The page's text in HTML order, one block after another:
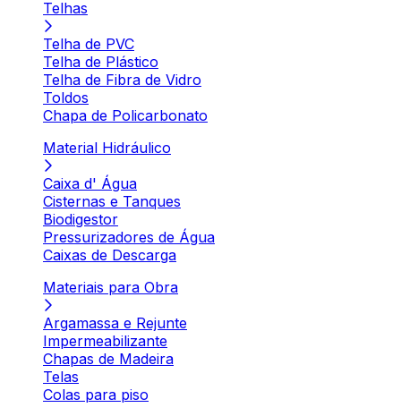
Telhas
Telha de PVC
Telha de Plástico
Telha de Fibra de Vidro
Toldos
Chapa de Policarbonato
Material Hidráulico
Caixa d' Água
Cisternas e Tanques
Biodigestor
Pressurizadores de Água
Caixas de Descarga
Materiais para Obra
Argamassa e Rejunte
Impermeabilizante
Chapas de Madeira
Telas
Colas para piso